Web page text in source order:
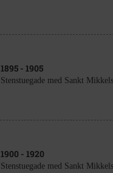
1895 - 1905
Stenstuegade med Sankt
1900 - 1920
Stenstuegade med Sankt